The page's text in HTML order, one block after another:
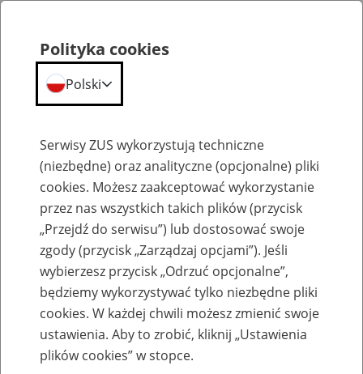
Szkolenia
Zaproś ZUS do siebie - zakładanie profili
eZUS w siedzibie Twojej firmy
Polityka cookies
Polski
Serwisy ZUS wykorzystują techniczne
(niezbędne) oraz analityczne (opcjonalne) pliki
cookies. Możesz zaakceptować wykorzystanie
przez nas wszystkich takich plików (przycisk
„Przejdź do serwisu”) lub dostosować swoje
zgody (przycisk „Zarządzaj opcjami”). Jeśli
wybierzesz przycisk „Odrzuć opcjonalne”,
będziemy wykorzystywać tylko niezbędne pliki
cookies. W każdej chwili możesz zmienić swoje
ustawienia. Aby to zrobić, kliknij „Ustawienia
plików cookies” w stopce.